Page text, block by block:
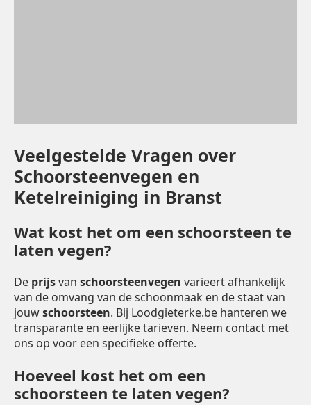
Veelgestelde Vragen over
Schoorsteenvegen en
Ketelreiniging in Branst
Wat kost het om een schoorsteen te
laten vegen?
De prijsvan schoorsteenvegen varieert afhankelijk
van de omvang van de schoonmaak en de staat van
jouwschoorsteen. Bij Loodgieterke.be hanteren we
transparante en eerlijke tarieven. Neem contact met
ons op voor een specifieke offerte.
Hoeveel kost het om een
schoorsteen te laten vegen?